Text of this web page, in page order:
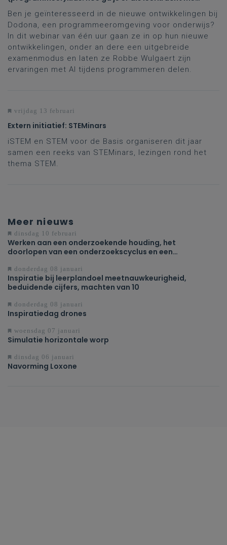
om?
Ben je geïnteresseerd in de nieuwe ontwikkelingen bij
Dodona, een programmeeromgeving voor onderwijs?
In dit webinar van één uur gaan ze in op hun nieuwe
ontwikkelingen, onder an dere een uitgebreide
examenmodus en laten ze Robbe Wulgaert zijn
ervaringen met AI tijdens programmeren delen.
vrijdag 13 februari
Extern initiatief: STEMinars
iSTEM en STEM voor de Basis organiseren dit jaar
samen een reeks van STEMinars, lezingen rond het
thema STEM.
Meer nieuws
dinsdag 10 februari
Werken aan een onderzoekende houding, het
doorlopen van een onderzoekscyclus en een
domein STEM
donderdag 08 januari
Inspiratie bij leerplandoel meetnauwkeurigheid,
beduidende cijfers, machten van 10
donderdag 08 januari
Inspiratiedag drones
woensdag 07 januari
Simulatie horizontale worp
dinsdag 06 januari
Navorming Loxone